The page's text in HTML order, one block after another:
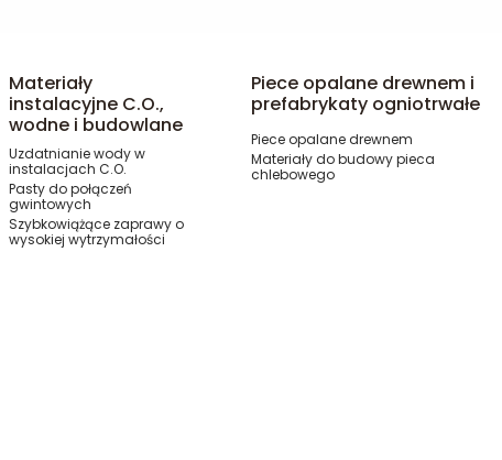
Materiały
instalacyjne C.O.,
wodne i budowlane
Uzdatnianie wody w
instalacjach C.O.
Pasty do połączeń
gwintowych
Szybkowiążące zaprawy o
wysokiej wytrzymałości
Piece opalane drewnem i
prefabrykaty ogniotrwałe
Piece opalane drewnem
Materiały do budowy pieca
chlebowego